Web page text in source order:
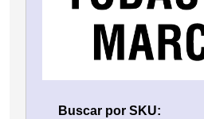
Buscar por SKU: